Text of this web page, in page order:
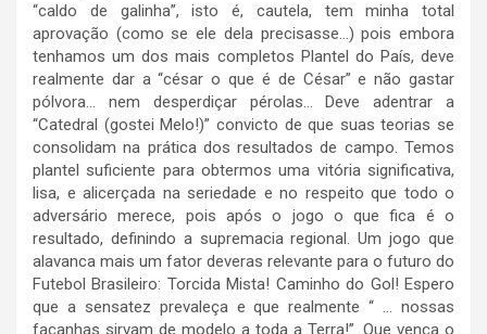
“caldo de galinha”, isto é, cautela, tem minha total
aprovação (como se ele dela precisasse…) pois embora
tenhamos um dos mais completos Plantel do País, deve
realmente dar a “césar o que é de César” e não gastar
pólvora… nem desperdiçar pérolas… Deve adentrar a
“Catedral (gostei Melo!)” convicto de que suas teorias se
consolidam na prática dos resultados de campo. Temos
plantel suficiente para obtermos uma vitória significativa,
lisa, e alicerçada na seriedade e no respeito que todo o
adversário merece, pois após o jogo o que fica é o
resultado, definindo a supremacia regional. Um jogo que
alavanca mais um fator deveras relevante para o futuro do
Futebol Brasileiro: Torcida Mista! Caminho do Gol! Espero
que a sensatez prevaleça e que realmente “ … nossas
façanhas sirvam de modelo a toda a Terra!”. Que vença o